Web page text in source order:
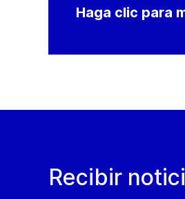
Haga clic para
Recibir